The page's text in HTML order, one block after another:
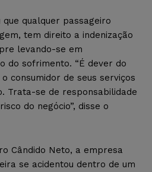
qualquer passageiro
tem direito a indenização
levando-se em
do sofrimento. “É dever do
consumidor de seus serviços
Trata-se de responsabilidade
do negócio”, disse o
Cândido Neto, a empresa
se acidentou dentro de um